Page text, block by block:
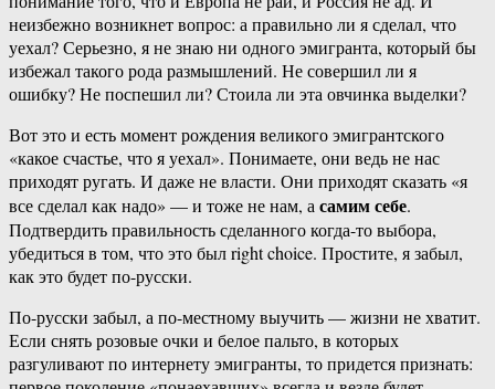
неизбежно возникнет вопрос: а правильно ли я сделал, что
уехал? Серьезно, я не знаю ни одного эмигранта, который бы
избежал такого рода размышлений. Не совершил ли я
ошибку? Не поспешил ли? Стоила ли эта овчинка выделки?
Вот это и есть момент рождения великого эмигрантского
«какое счастье, что я уехал». Понимаете, они ведь не нас
приходят ругать. И даже не власти. Они приходят сказать «я
все сделал как надо» — и тоже не нам, асамим себе.
Подтвердить правильность сделанного когда-то выбора,
убедиться в том, что это был right choice. Простите, я забыл,
как это будет по-русски.
По-русски забыл, а по-местному выучить — жизни не хватит.
Если снять розовые очки и белое пальто, в которых
разгуливают по интернету эмигранты, то придется признать: